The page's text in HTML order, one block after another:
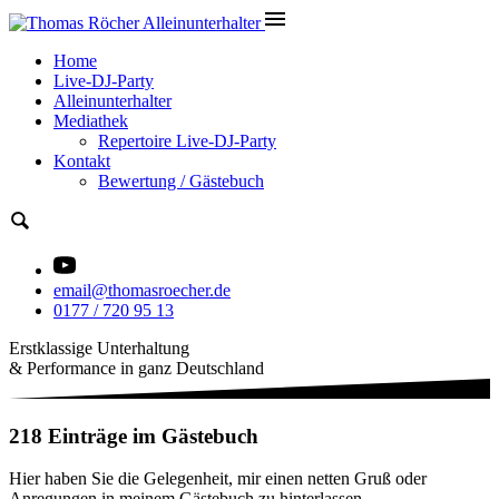
Home
Live-DJ-Party
Alleinunterhalter
Mediathek
Repertoire Live-DJ-Party
Kontakt
Bewertung / Gästebuch
email@thomasroecher.de
0177 / 720 95 13
Erstklassige Unterhaltung
& Performance in ganz Deutschland
218 Einträge im Gästebuch
Hier haben Sie die Gelegenheit, mir einen netten Gruß oder